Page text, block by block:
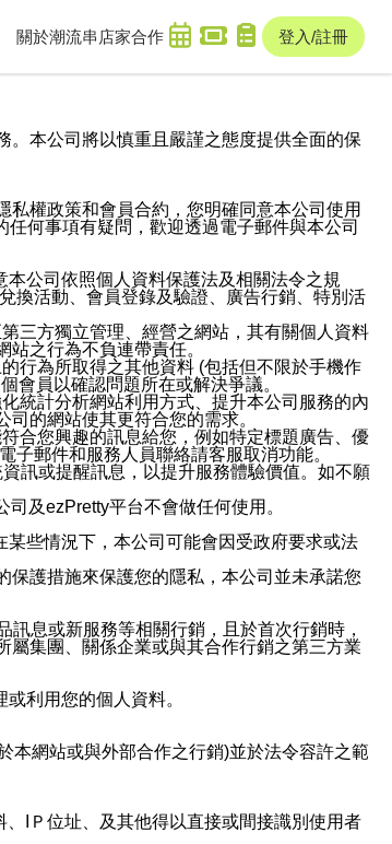
關於潮流串 店家合作 登入/註冊
。本公司將以慎重且嚴謹之態度提供全面的保
權政策和會員合約，您明確同意本公司使用
何事項有疑問，歡迎透過電子郵件與本公司
公司依照個人資料保護法及相關法令之規
換活動、會員登錄及驗證、廣告行銷、特別活
三方獨立管理、經營之網站，其有關個人資料
之行為不負連帶責任。
行為所取得之其他資料 (包括但不限於手機作
會員以確認問題所在或解決爭議。
統計分析網站利用方式、提升本公司服務的內
的網站使其更符合您的需求。
合您興趣的訊息給您，例如特定標題廣告、優
郵件和服務人員聯絡請客服取消功能。
訊或提醒訊息，以提升服務體驗價值。如不願
及ezPretty平台不會做任何使用。
些情況下，本公司可能會因受政府要求或法
護措施來保護您的隱私，本公司並未承諾您
息或新服務等相關行銷，且於首次行銷時，
屬集團、關係企業或與其合作行銷之第三方業
利用您的個人資料。
本網站或與外部合作之行銷)並於法令容許之範
IＰ位址、及其他得以直接或間接識別使用者